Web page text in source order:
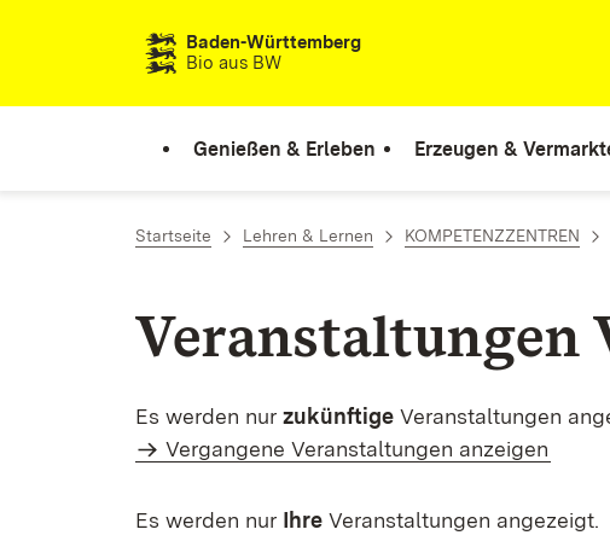
Zum Inhalt springenBaden-Württemberg
Bio aus BW
Genießen & Erleben Erzeugen &
Startseite Lehren & Lernen KOMPETENZZENTREN
Veranstaltungen
Es werden nur zukünftige Veranstaltungen
Vergangene Veranstaltungen anzeigen
Es werden nur Ihre Veranstaltungen angezeigt.